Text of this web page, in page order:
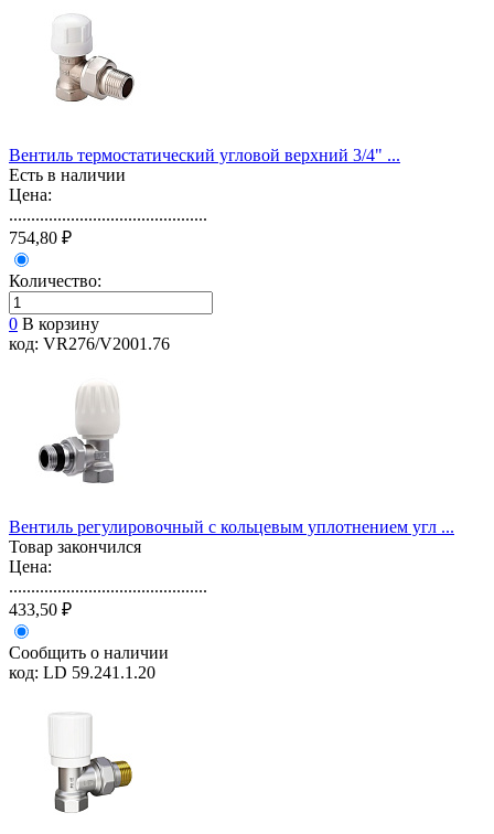
Вентиль термостатический угловой верхний 3/4" ...
Есть в наличии
Цена:
.............................................
754,80 ₽
Количество:
0 В корзину
код: VR276/V2001.76
Вентиль регулировочный с кольцевым уплотнением угл ...
Товар закончился
Цена:
.............................................
433,50 ₽
Сообщить о наличии
код: LD 59.241.1.20